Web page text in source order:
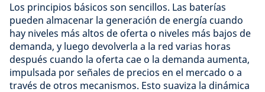
Los principios básicos son sencillos. Las baterías
pueden almacenar la generación de energía cuando
hay niveles más altos de oferta o niveles más bajos de
demanda, y luego devolverla a la red varias horas
después cuando la oferta cae o la demanda aumenta,
impulsada por señales de precios en el mercado o a
través de otros mecanismos. Esto suaviza la dinámica